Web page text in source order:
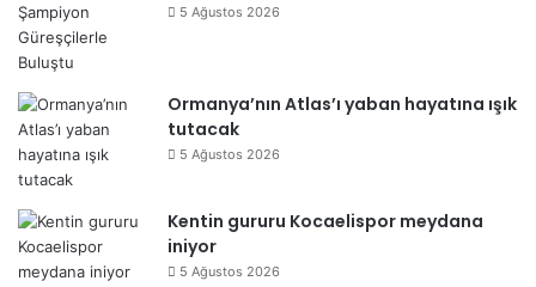
5 Ağustos 2026
Ormanya’nın Atlas’ı yaban hayatına ışık
tutacak
5 Ağustos 2026
Kentin gururu Kocaelispor meydana
iniyor
5 Ağustos 2026